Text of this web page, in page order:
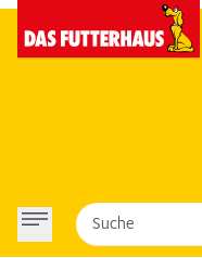
Suche